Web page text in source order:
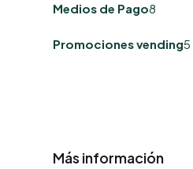
Medios de Pago8
Promociones vending5
Más información